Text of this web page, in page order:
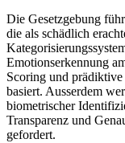
Die Gesetzgebung
die als schädlich
Emotionserkennung
Scoring und
basiert. Ausserdem
biometrischer
Transparenz und
gefordert.